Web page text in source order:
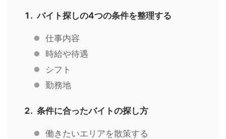
バイト探しの4つの条件を整理する
仕事内容
時給や待遇
シフト
勤務地
条件に合ったバイトの探し方
働きたいエリアを散策する